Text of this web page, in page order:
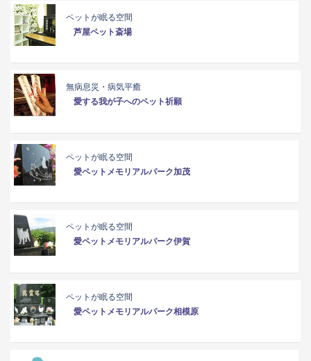
ペットが眠る空間
芦屋ペット斎場
無病息災・病気平癒
愛する我が子へのペット祈願
ペットが眠る空間
愛ペットメモリアルパーク加茂
ペットが眠る空間
愛ペットメモリアルパーク伊賀
ペットが眠る空間
愛ペットメモリアルパーク相模原